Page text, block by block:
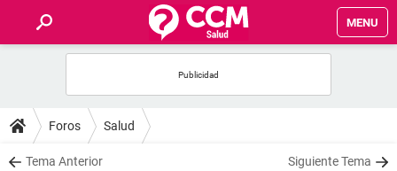
MENU
FOROS
SALUD
Foros Salud
Tema Anterior Siguiente Tema